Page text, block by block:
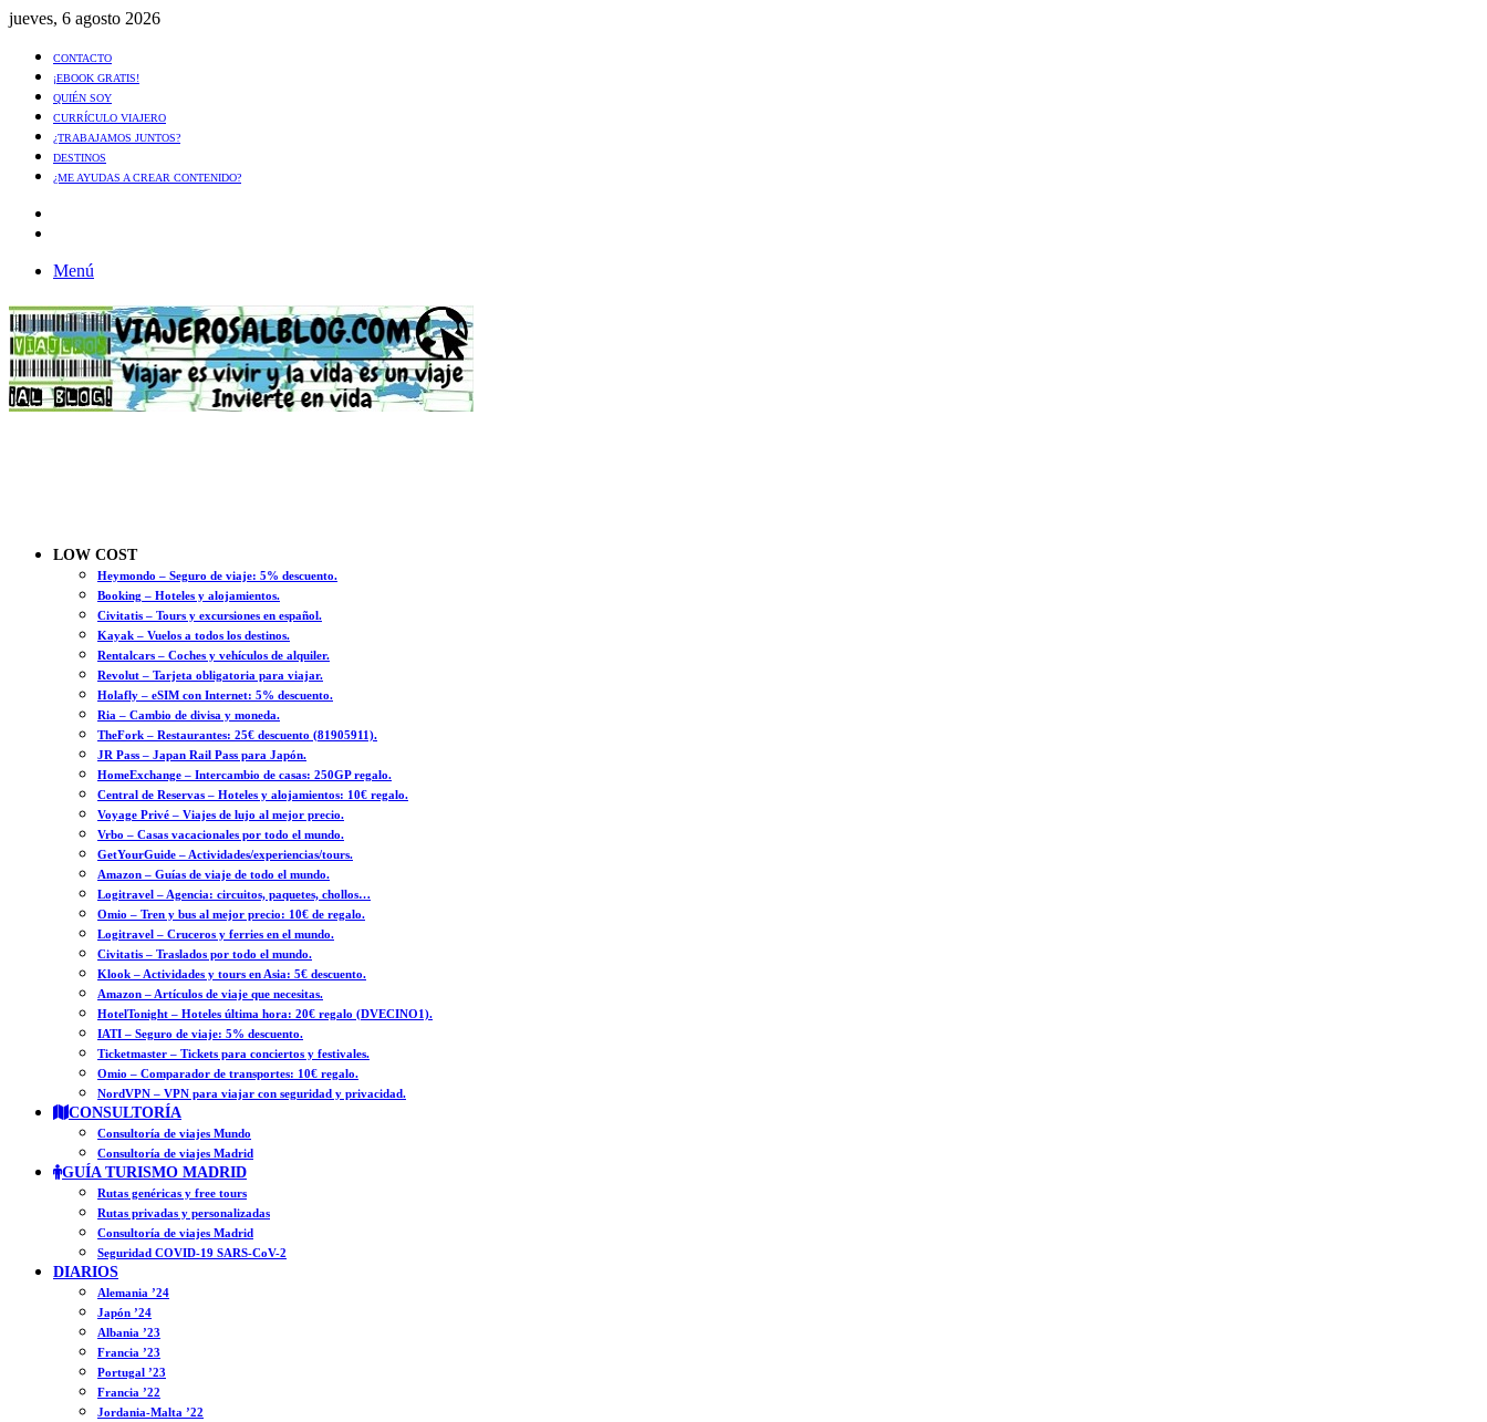
jueves, 6 agosto 2026
CONTACTO
¡EBOOK GRATIS!
QUIÉN SOY
CURRÍCULO VIAJERO
¿TRABAJAMOS JUNTOS?
DESTINOS
¿ME AYUDAS A CREAR CONTENIDO?
Menú
LOW COST
Heymondo – Seguro de viaje: 5% descuento.
Booking – Hoteles y alojamientos.
Civitatis – Tours y excursiones en español.
Kayak – Vuelos a todos los destinos.
Rentalcars – Coches y vehículos de alquiler.
Revolut – Tarjeta obligatoria para viajar.
Holafly – eSIM con Internet: 5% descuento.
Ria – Cambio de divisa y moneda.
TheFork – Restaurantes: 25€ descuento (81905911).
JR Pass – Japan Rail Pass para Japón.
HomeExchange – Intercambio de casas: 250GP regalo.
Central de Reservas – Hoteles y alojamientos: 10€ regalo.
Voyage Privé – Viajes de lujo al mejor precio.
Vrbo – Casas vacacionales por todo el mundo.
GetYourGuide – Actividades/experiencias/tours.
Amazon – Guías de viaje de todo el mundo.
Logitravel – Agencia: circuitos, paquetes, chollos…
Omio – Tren y bus al mejor precio: 10€ de regalo.
Logitravel – Cruceros y ferries en el mundo.
Civitatis – Traslados por todo el mundo.
Klook – Actividades y tours en Asia: 5€ descuento.
Amazon – Artículos de viaje que necesitas.
HotelTonight – Hoteles última hora: 20€ regalo (DVECINO1).
IATI – Seguro de viaje: 5% descuento.
Ticketmaster – Tickets para conciertos y festivales.
Omio – Comparador de transportes: 10€ regalo.
NordVPN – VPN para viajar con seguridad y privacidad.
CONSULTORÍA
Consultoría de viajes Mundo
Consultoría de viajes Madrid
GUÍA TURISMO MADRID
Rutas genéricas y free tours
Rutas privadas y personalizadas
Consultoría de viajes Madrid
Seguridad COVID-19 SARS-CoV-2
DIARIOS
Alemania ’24
Japón ’24
Albania ’23
Francia ’23
Portugal ’23
Francia ’22
Jordania-Malta ’22